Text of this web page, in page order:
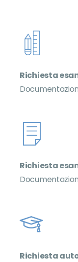
Richiesta
Richiesta
Richiesta